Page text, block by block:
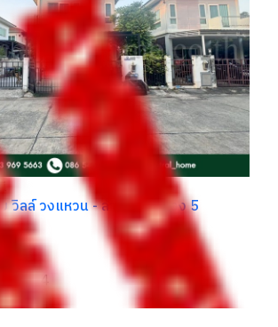
วิลล์ วงแหวน - ลำลูกกา คลอง 5